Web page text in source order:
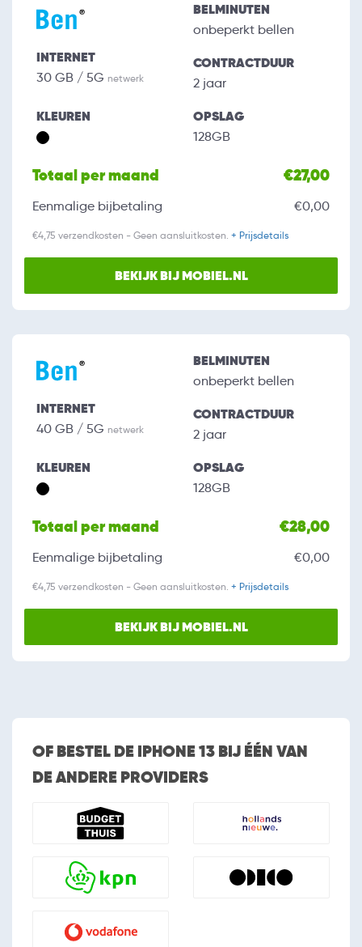
INTERNET
30 GB / 5G netwerk
BELMINUTEN
onbeperkt bellen
CONTRACTDUUR
2 jaar
KLEUREN OPSLAG
128GB
Totaal per maand €27,00
Eenmalige bijbetaling €0,00
€4,75 verzendkosten - Geen aansluitkosten. + Prijsdetails
BEKIJK BIJ MOBIEL.NL
INTERNET
40 GB / 5G netwerk
BELMINUTEN
onbeperkt bellen
CONTRACTDUUR
2 jaar
KLEUREN OPSLAG
128GB
Totaal per maand €28,00
Eenmalige bijbetaling €0,00
€4,75 verzendkosten - Geen aansluitkosten. + Prijsdetails
BEKIJK BIJ MOBIEL.NL
OF BESTEL DE IPHONE 13 BIJ ÉÉN VAN
DE ANDERE PROVIDERS